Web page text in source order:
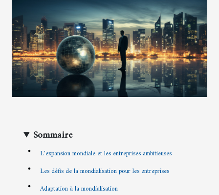
Sommaire
L'expansion mondiale et les entreprises ambitieuses
Les défis de la mondialisation pour les entreprises
Adaptation à la mondialisation